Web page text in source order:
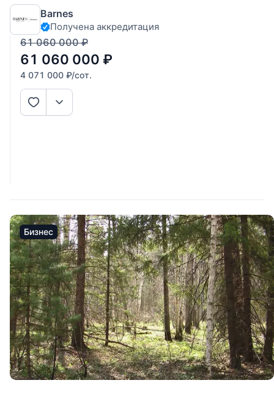
площадью 15 соток в элитном коттеджном поселке Коттон
Вэй. Этот райский уголок находится всего в 24 км от МКАД
в направлении Рублево-Успенского шоссе. Здесь вы
сможете наслаждаться красотой
Barnes
Получена аккредитация
61 060 000 ₽
61 060 000 ₽
4 071 000 ₽/сот.
Бизнес